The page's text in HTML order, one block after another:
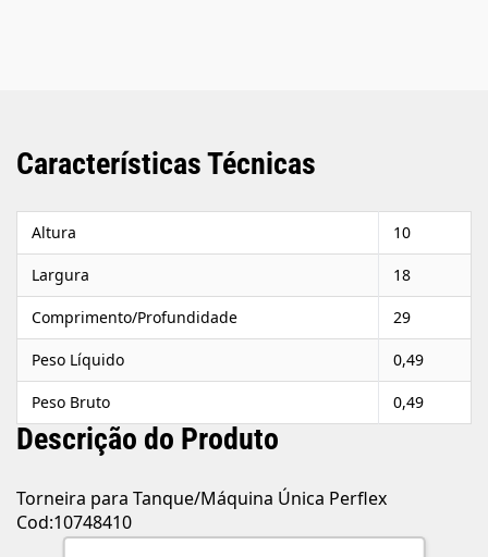
Características Técnicas
Altura 10
Largura 18
Comprimento/Profundidade 29
Peso Líquido 0,49
Peso Bruto 0,49
Descrição do Produto
Torneira para Tanque/Máquina Única Perflex
Cod:10748410